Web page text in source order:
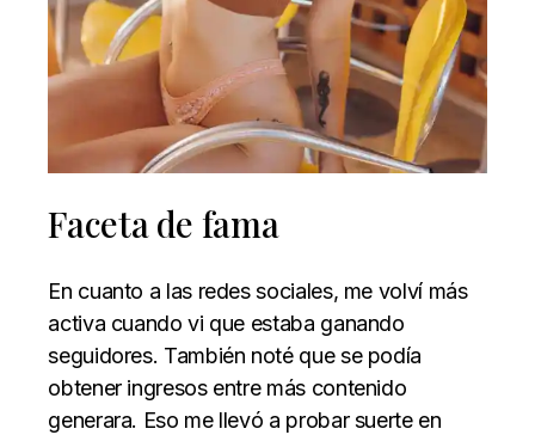
Faceta de fama
En cuanto a las redes sociales, me volví más
activa cuando vi que estaba ganando
seguidores. También noté que se podía
obtener ingresos entre más contenido
generara. Eso me llevó a probar suerte en